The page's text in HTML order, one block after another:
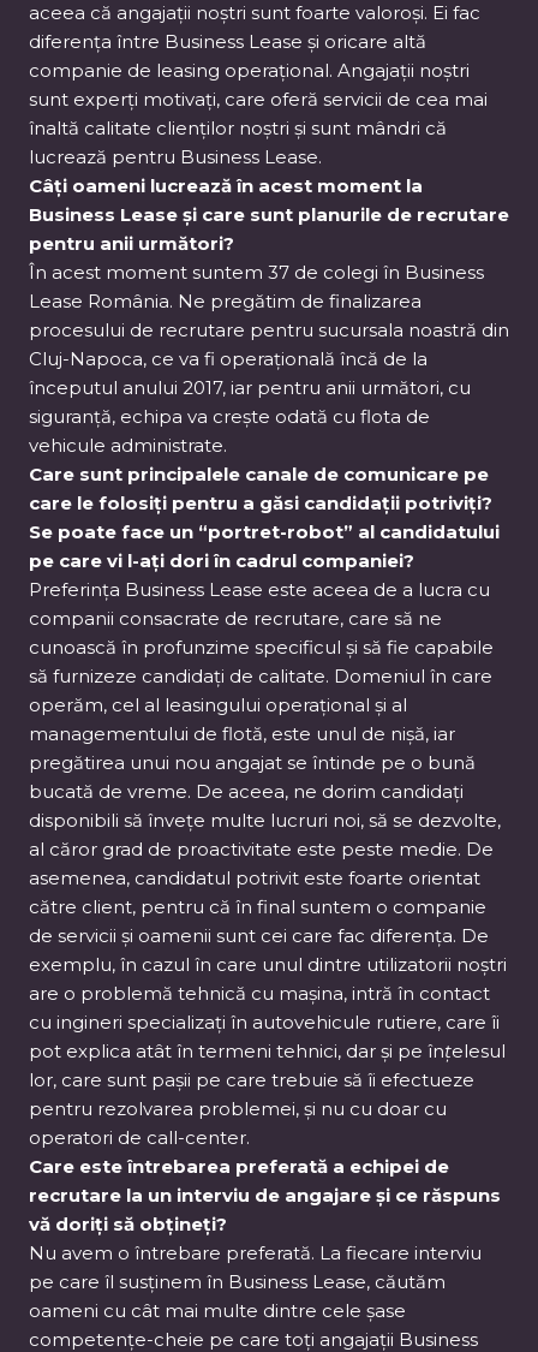
aceea că angajații noștri sunt foarte valoroși. Ei fac
diferența între Business Lease și oricare altă
companie de leasing operațional. Angajații noștri
sunt experți motivați, care oferă servicii de cea mai
înaltă calitate clienților noștri și sunt mândri că
lucrează pentru Business Lease.
Câți oameni lucrează în acest moment la
Business Lease și care sunt planurile de recrutare
pentru anii următori?
În acest moment suntem 37 de colegi în Business
Lease România. Ne pregătim de finalizarea
procesului de recrutare pentru sucursala noastră din
Cluj-Napoca, ce va fi operațională încă de la
începutul anului 2017, iar pentru anii următori, cu
siguranță, echipa va crește odată cu flota de
vehicule administrate.
Care sunt principalele canale de comunicare pe
care le folosiți pentru a găsi candidații potriviți?
Se poate face un “portret-robot” al candidatului
pe care vi l-ați dori în cadrul companiei?
Preferința Business Lease este aceea de a lucra cu
companii consacrate de recrutare, care să ne
cunoască în profunzime specificul și să fie capabile
să furnizeze candidați de calitate. Domeniul în care
operăm, cel al leasingului operațional și al
managementului de flotă, este unul de nișă, iar
pregătirea unui nou angajat se întinde pe o bună
bucată de vreme. De aceea, ne dorim candidați
disponibili să învețe multe lucruri noi, să se dezvolte,
al căror grad de proactivitate este peste medie. De
asemenea, candidatul potrivit este foarte orientat
către client, pentru că în final suntem o companie
de servicii și oamenii sunt cei care fac diferența. De
exemplu, în cazul în care unul dintre utilizatorii noștri
are o problemă tehnică cu mașina, intră în contact
cu ingineri specializați în autovehicule rutiere, care îi
pot explica atât în termeni tehnici, dar și pe înțelesul
lor, care sunt pașii pe care trebuie să îi efectueze
pentru rezolvarea problemei, și nu cu doar cu
operatori de call-center.
Care este întrebarea preferată a echipei de
recrutare la un interviu de angajare și ce răspuns
vă doriți să obțineți?
Nu avem o întrebare preferată. La fiecare interviu
pe care îl susținem în Business Lease, căutăm
oameni cu cât mai multe dintre cele șase
competențe-cheie pe care toți angajații Business